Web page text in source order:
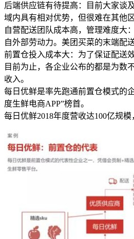
后端供应链有待提高：目前大家谈
域内具有相对优势，但很难在其他
自营配送团队成本高，管理难度大
自外部劳动力。美团买菜的末端配
前置仓投入成本大：为了保证配送
目前为止，各企业公布的都是为数
收入。
每日优鲜是率先跑通前置仓模式的
度生鲜电商APP”榜首。
每日优鲜2018年度营收达100亿规